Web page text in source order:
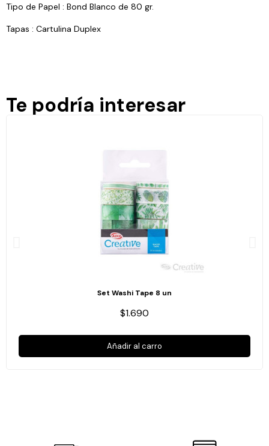
Tipo de Papel : Bond Blanco de 80 gr.
Tapas : Cartulina Duplex
Te podría interesar
Set Washi Tape 8 un
$1.690
Añadir al carro